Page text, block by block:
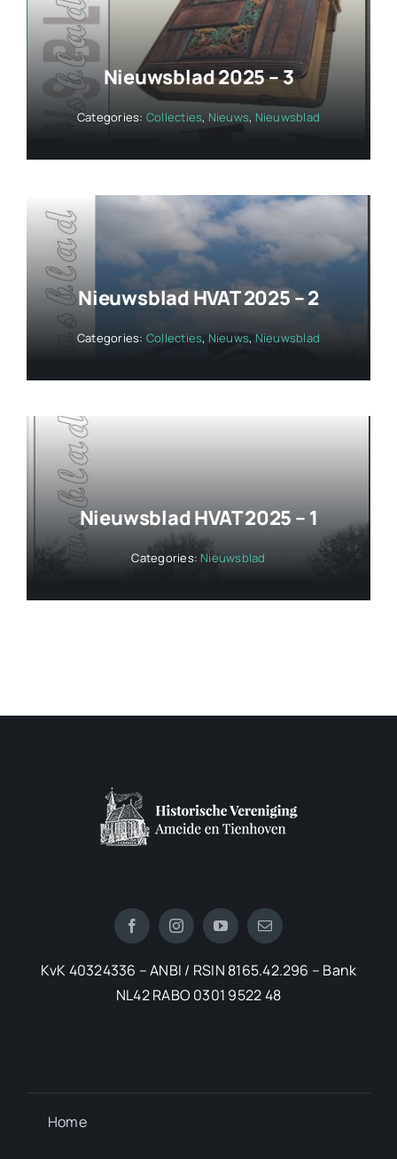
Nieuwsblad 2025 – 3
Categories: Collecties, Nieuws, Nieuwsblad
Nieuwsblad HVAT 2025 – 2
Categories: Collecties, Nieuws,Nieuwsblad
Nieuwsblad HVAT 2025 – 1
Categories: Nieuwsblad
KvK 40324336 – ANBI / RSIN 8165.42.296 – Bank
NL42 RABO 0301 9522 48
Home